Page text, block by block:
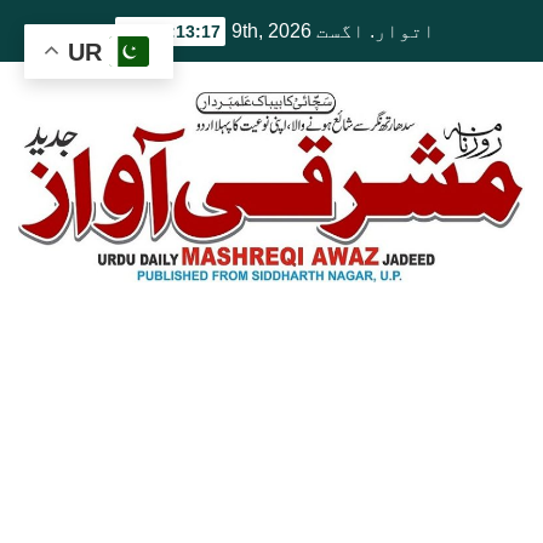
اتوار. اگست 9th, 2026 12:13:18 PM
UR